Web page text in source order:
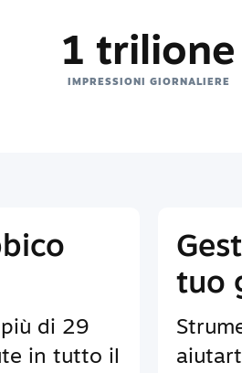
1 trilione
IMPRESSIONI GIORNALIERE
di 29
in tutto il
tuo